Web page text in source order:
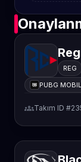
REG
PUBG
groupsTakım ID